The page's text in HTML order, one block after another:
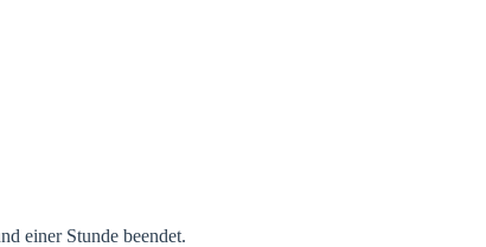
einer Stunde beendet.